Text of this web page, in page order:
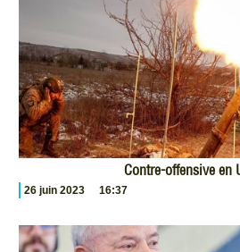
Contre-offensive en
26 juin 2023 16:37